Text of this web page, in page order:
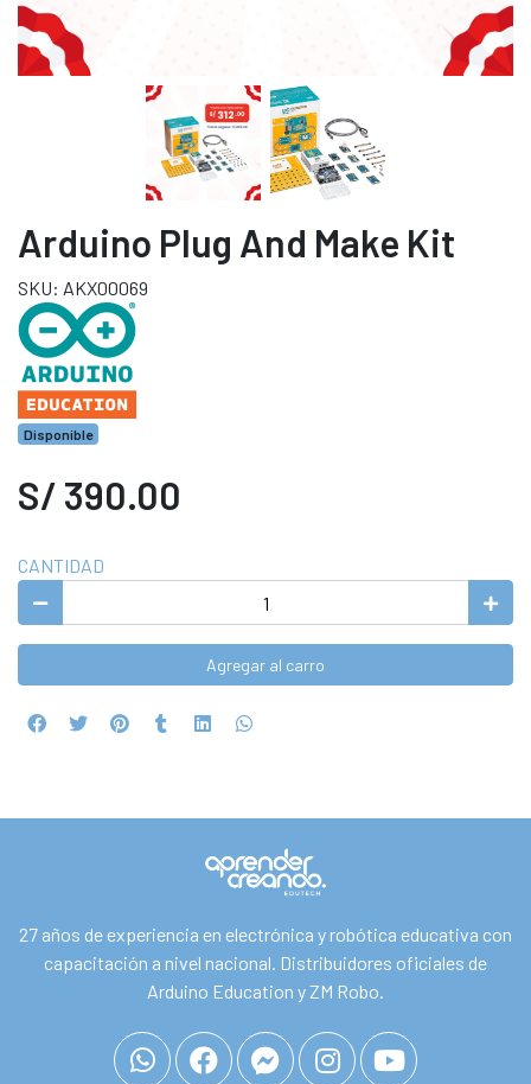
Arduino Plug And Make Kit
SKU: AKX00069
Disponible
S/ 390.00
CANTIDAD
Agregar al carro
27 años de experiencia en electrónica y robótica educativa con
capacitación a nivel nacional. Distribuidores oficiales de
Arduino Education y ZM Robo.